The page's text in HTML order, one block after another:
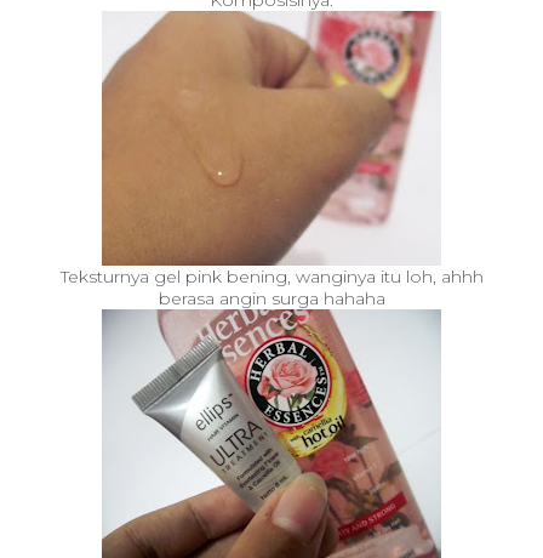
Teksturnya gel pink bening, wanginya itu loh, ahhh
berasa angin surga hahaha